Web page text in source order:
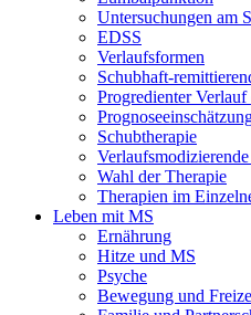
Untersuchungen am
EDSS
Verlaufsformen
Schubhaft-
Progredienter
Schubtherapie
Wahl der Therapie
Therapien im
Leben mit MS
Ernährung
Hitze und MS
Psyche
Bewegung und